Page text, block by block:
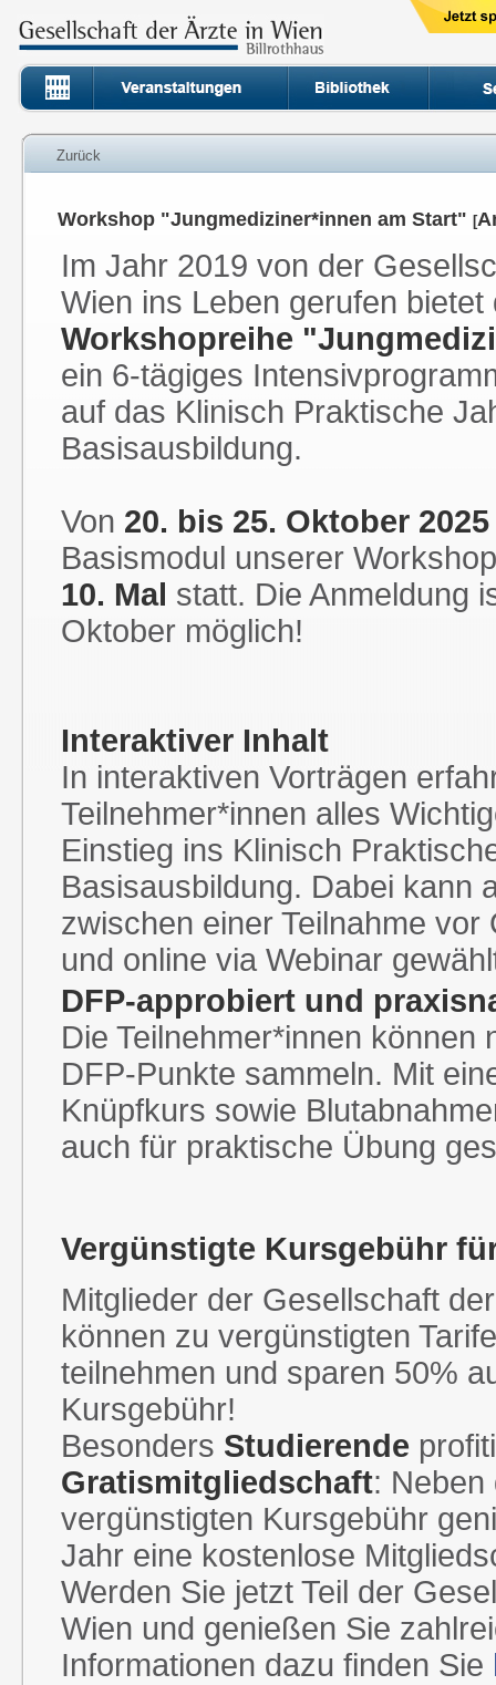
Zurück
Workshop "Jungmediziner*innen am Start"[
Im Jahr 2019 von der
Wien ins Leben gerufen
Workshopreihe
ein 6-tägiges
auf das Klinisch Praktische
Basisausbildung.
Von 20. bis 25. Oktober 2025
Basismodul unserer
10. Mal statt. Die Anmeldung
Oktober möglich!
Interaktiver Inhalt
In interaktiven Vorträgen
Teilnehmer*innen alles
Einstieg ins Klinisch
Basisausbildung. Dabei kann
zwischen einer Teilnahme vor
und online via Webinar
DFP-approbiert und
Die Teilnehmer*innen können
DFP-Punkte sammeln. Mit
Knüpfkurs sowie
auch für praktische Übung
Vergünstigte Kursgebühr
Mitglieder der Gesellschaft
können zu vergünstigten
teilnehmen und sparen 50%
Kursgebühr!
Besonders Studierende
Gratismitgliedschaft:
vergünstigten Kursgebühr
Jahr eine kostenlose
Werden Sie jetzt Teil der
Wien und genießen Sie
Informationen dazu finden Sie